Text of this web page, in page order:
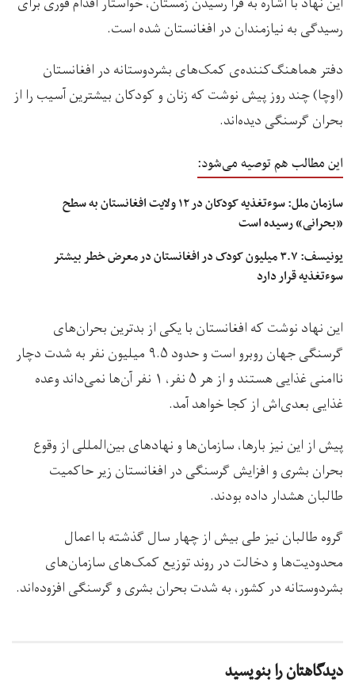
رسیدگی به نیازمندان در افغانستان شده است.
دفتر هماهنگ‌کننده‌‌ی کمک‌های بشردوستانه در افغانستان
(اوچا) چند روز پیش نوشت که زنان و کودکان بیشترین آسیب را از
بحران گرسنگی دیده‌اند.
این مطالب هم توصیه می‌شود:
سازمان ملل: سوءتغذیه کودکان در ۱۲ ولایت‌ افغانستان به سطح
«بحرانی» رسیده است
یونیسف: ۳.۷ میلیون کودک در افغانستان در معرض خطر بیشتر
سوءتغذیه قرار دارد
اين نهاد نوشت که افغانستان با یکی از بدترین بحران‌های
گرسنگی جهان روبرو است و حدود ۹.۵ میلیون نفر به شدت دچار
ناامنی غذایی هستند و از هر ۵ نفر، ۱ نفر آن‌ها نمی‌داند وعده
غذایی بعدی‌اش از کجا خواهد آمد.
پیش از این نیز بارها، سازمان‌ها و نهادهای بین‌المللی از وقوع
بحران بشری و افزایش گرسنگی در افغانستان زیر حاکمیت
طالبان هشدار داده‌ بودند.
گروه طالبان نیز طی بیش از چهار سال گذشته با اعمال
محدودیت‌ها و دخالت در روند توزیع کمک‌های سازمان‌های
بشردوستانه در کشور، به شدت بحران بشری و گرسنگی افزوده‌اند.
دیدگاهتان را بنویسید